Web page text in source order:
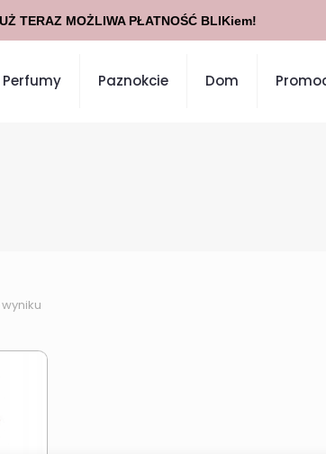
Perfumy Paznokcie Dom
TERAZ MOŻLIWA PŁATNOŚĆ BLIKiem!